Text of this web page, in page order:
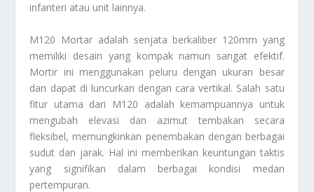
infanteri atau unit lainnya.
M120 Mortar adalah senjata berkaliber 120mm yang
memiliki desain yang kompak namun sangat efektif.
Mortir ini menggunakan peluru dengan ukuran besar
dan dapat di luncurkan dengan cara vertikal. Salah satu
fitur utama dari M120 adalah kemampuannya untuk
mengubah elevasi dan azimut tembakan secara
fleksibel, memungkinkan penembakan dengan berbagai
sudut dan jarak. Hal ini memberikan keuntungan taktis
yang signifikan dalam berbagai kondisi medan
pertempuran.